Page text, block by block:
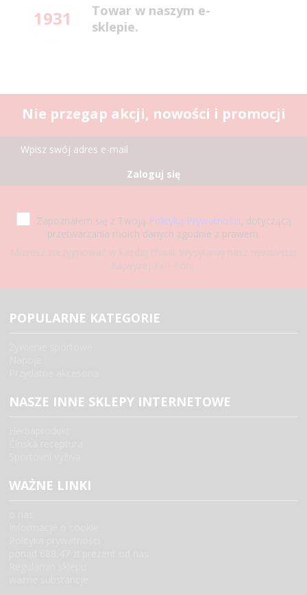
1931
Towar w naszym e-
sklepie.
Nie przegap akcji, nowości i promocji
Zaloguj się
Zapoznałem się z Twoją Polityką Prywatności, dotyczącą
przetwarzania moich danych zgodnie z prawem.
Możesz zrezygnować w każdej chwili. Wysyłamy nasz newsletter
najwyżej 1x 14 dni.
POPULARNE KATEGORIE
NASZE INNE SKLEPY INTERNETOWE
WAŻNE LINKI